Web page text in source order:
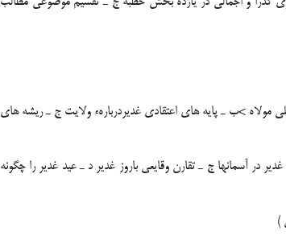
مولاه >ب ـ پايه هاى اعتقادى غديردربارهء ولايت ج ـ ريشه هاى
در آسمانها ج ـ تقارن وقايعى باروز غدير د ـ عيد غدير را چگونه
)